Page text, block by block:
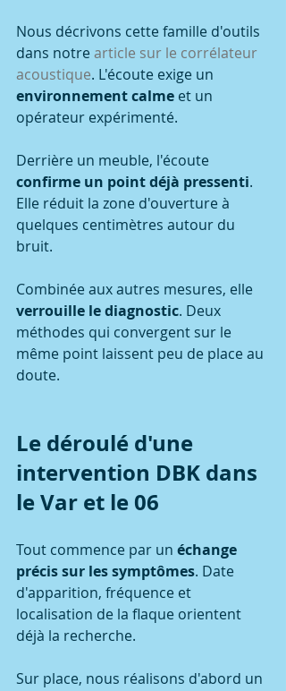
Nous décrivons cette famille d'outils
dans notre article sur le corrélateur
acoustique. L'écoute exige un
environnement calme et un
opérateur expérimenté.
Derrière un meuble, l'écoute
confirme un point déjà pressenti.
Elle réduit la zone d'ouverture à
quelques centimètres autour du
bruit.
Combinée aux autres mesures, elle
verrouille le diagnostic. Deux
méthodes qui convergent sur le
même point laissent peu de place au
doute.
Le déroulé d'une
intervention DBK dans
le Var et le 06
Tout commence par un échange
précis sur les symptômes. Date
d'apparition, fréquence et
localisation de la flaque orientent
déjà la recherche.
Sur place, nous réalisons d'abord un